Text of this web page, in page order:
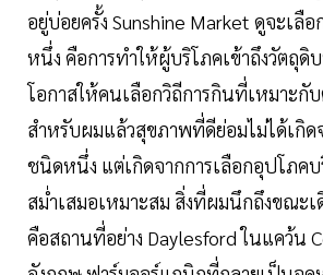
อยู่บ่อยครั้ง Sunshine Market ดูจะเลื
หนึ่ง คือการทำให้ผู้บริโภคเข้าถึงวัตถุดิ
โอกาสให้คนเลือกวิถีการกินที่เหมาะกับ
สำหรับผมแล้วสุขภาพที่ดีย่อมไม่ได้เกิด
ชนิดหนึ่ง แต่เกิดจากการเลือกอุปโภคบ
สม่ำเสมอเหมาะสม สิ่งที่ผมนึกถึงขณะ
คือสถานที่อย่าง Daylesford ในแคว้น